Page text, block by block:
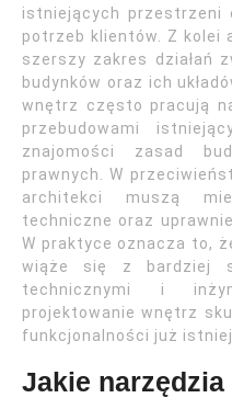
istniejących przestrzeni
potrzeb klientów. Z kolei
szerszy zakres działań
budynków oraz ich
wnętrz często pracują
przebudowami
znajomości zasad
prawnych. W
architekci muszą
techniczne oraz
W praktyce oznacza to,
wiąże się z bardziej
technicznymi i
projektowanie wnętrz
funkcjonalności już
Jakie